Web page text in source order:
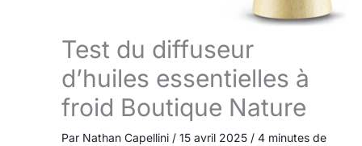
Test du diffuseur
d’huiles essentielles à
froid Boutique Nature
Par Nathan Capellini / 15 avril 2025 / 4 minutes de